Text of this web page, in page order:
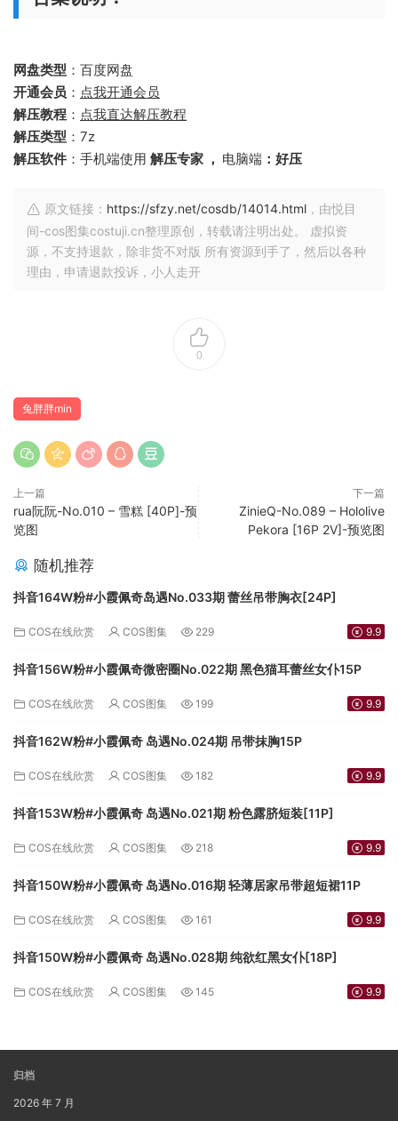
网盘类型 ：百度网盘
开通会员 ： 点我开通会员
解压教程 ： 点我直达解压教程
解压类型 ：7z
解压软件 ：手机端使用 解压专家 ， 电脑端 ：好压
原文链接： https://sfzy.net/cosdb/14014.html ，由悦目
间-cos图集costuji.cn整理原创，转载请注明出处。 虚拟资
源，不支持退款，除非货不对版 所有资源到手了，然后以各种
理由，申请退款投诉，小人走开
0
兔胖胖min
上一篇
rua阮阮-No.010 – 雪糕 [40P]-预
览图
下一篇
ZinieQ-No.089 – Hololive
Pekora [16P 2V]-预览图
随机推荐
抖音164W粉#小霞佩奇岛遇No.033期 蕾丝吊带胸衣[24P]
COS在线欣赏 COS图集 229 9.9
抖音156W粉#小霞佩奇微密圈No.022期 黑色猫耳蕾丝女仆15P
COS在线欣赏 COS图集 199 9.9
抖音162W粉#小霞佩奇 岛遇No.024期 吊带抹胸15P
COS在线欣赏 COS图集 182 9.9
抖音153W粉#小霞佩奇 岛遇No.021期 粉色露脐短装[11P]
COS在线欣赏 COS图集 218 9.9
抖音150W粉#小霞佩奇 岛遇No.016期 轻薄居家吊带超短裙11P
COS在线欣赏 COS图集 161 9.9
抖音150W粉#小霞佩奇 岛遇No.028期 纯欲红黑女仆[18P]
COS在线欣赏 COS图集 145 9.9
归档
2026 年 7 月